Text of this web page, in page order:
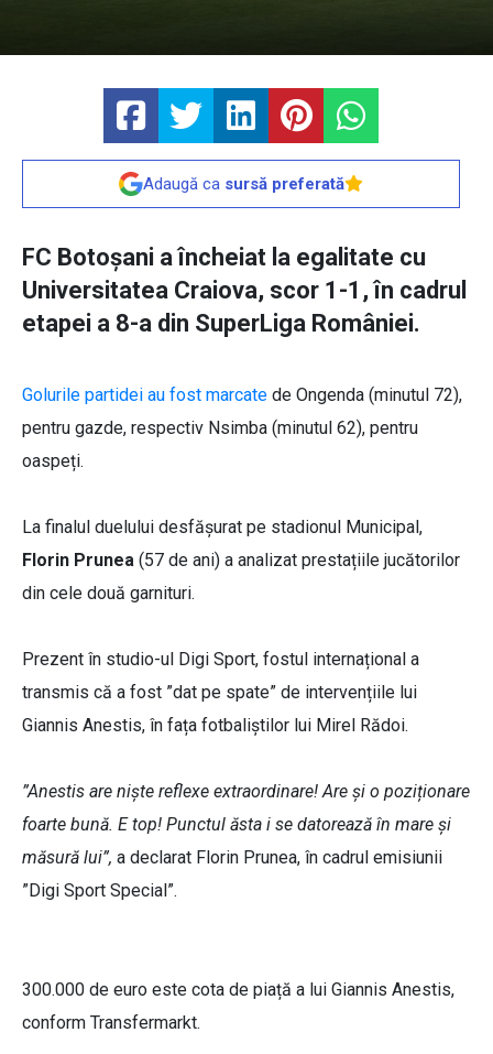
Adaugă ca sursă preferată
FC Botoșani a încheiat la egalitate cu
Universitatea Craiova, scor 1-1, în cadrul
etapei a 8-a din SuperLiga României.
Golurile partidei au fost marcate de Ongenda (minutul 72),
pentru gazde, respectiv Nsimba (minutul 62), pentru
oaspeți.
La finalul duelului desfășurat pe stadionul Municipal,
Florin Prunea (57 de ani) a analizat prestațiile jucătorilor
din cele două garnituri.
Prezent în studio-ul Digi Sport, fostul internațional a
transmis că a fost ”dat pe spate” de intervențiile lui
Giannis Anestis, în fața fotbaliștilor lui Mirel Rădoi.
”Anestis are niște reflexe extraordinare! Are și o poziționare
foarte bună. E top! Punctul ăsta i se datorează în mare și
măsură lui”, a declarat Florin Prunea, în cadrul emisiunii
”Digi Sport Special”.
300.000 de euro este cota de piață a lui Giannis Anestis,
conform Transfermarkt.